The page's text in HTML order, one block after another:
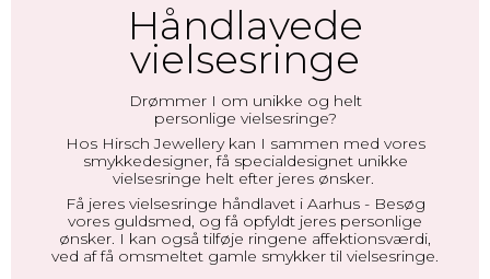
Håndlavede
vielsesringe
Drømmer I om unikke og helt
personlige vielsesringe?
Hos Hirsch Jewellery kan I sammen med vores
smykkedesigner, få specialdesignet unikke
vielsesringe helt efter jeres ønsker.
Få jeres vielsesringe håndlavet i Aarhus - Besøg
vores guldsmed, og få opfyldt jeres personlige
ønsker. I kan også tilføje ringene affektionsværdi,
ved af få omsmeltet gamle smykker til vielsesringe.